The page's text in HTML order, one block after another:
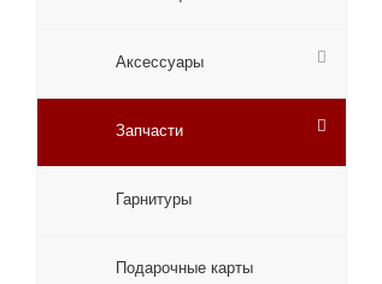
Аксессуары
Запчасти
Гарнитуры
Подарочные карты